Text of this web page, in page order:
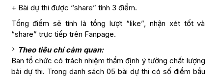
+ Bài dự thi được “share” tính 3 điểm.
Tổng điểm sẽ tính là tổng lượt “like”, nhận xét tốt và
“share” trực tiếp trên Fanpage.
Theo tiêu chí cảm quan:
Ban tổ chức có trách nhiệm thẩm định ý tưởng chất lượng
bài dự thi. Trong danh sách 05 bài dự thi có số điểm bầu